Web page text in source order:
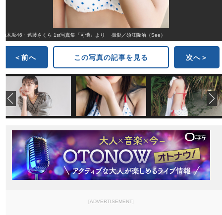
乃木坂46・遠藤さくら 1st写真集『可憐』より 撮影／須江隆治（See）
＜前へ この写真の記事を見る 次へ＞
[ADVERTISEMENT]